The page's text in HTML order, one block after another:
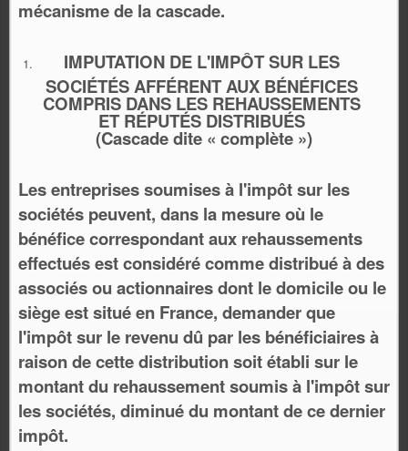
mécanisme de la cascade.
IMPUTATION DE L'IMPÔT SUR LES
SOCIÉTÉS AFFÉRENT AUX BÉNÉFICES
COMPRIS DANS LES REHAUSSEMENTS
ET RÉPUTÉS DISTRIBUÉS
(Cascade dite « complète »)
Les entreprises soumises à l'impôt sur les
sociétés peuvent, dans la mesure où le
bénéfice correspondant aux rehaussements
effectués est considéré comme distribué à des
associés ou actionnaires dont le domicile ou le
siège est situé en France, demander que
l'impôt sur le revenu dû par les bénéficiaires à
raison de cette distribution soit établi sur le
montant du rehaussement soumis à l'impôt sur
les sociétés, diminué du montant de ce dernier
impôt.